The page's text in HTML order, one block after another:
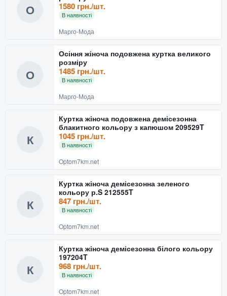
О 1580 грн./шт.
В наявності
Марго-Мода
О
Осіння жіноча подовжена куртка великого
розміру
1485 грн./шт.
В наявності
Марго-Мода
К
Куртка жіноча подовжена демісезонна
блакитного кольору з капюшом 209529T
1045 грн./шт.
В наявності
Optom7km.net
К
Куртка жіноча демісезонна зеленого
кольору р.S 212555T
847 грн./шт.
В наявності
Optom7km.net
К
Куртка жіноча демісезонна білого кольору
197204T
968 грн./шт.
В наявності
Optom7km.net